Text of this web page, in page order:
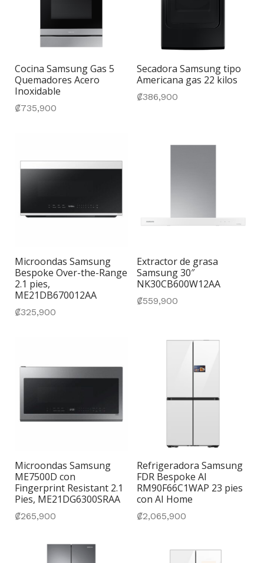
Cocina Samsung Gas 5
Quemadores Acero
Inoxidable
₡735,900
Secadora Samsung tipo
Americana gas 22 kilos
₡386,900
Microondas Samsung
Bespoke Over-the-Range
2.1 pies,
ME21DB670012AA
₡325,900
Extractor de grasa
Samsung 30″
NK30CB600W12AA
₡559,900
Microondas Samsung
ME7500D con
Fingerprint Resistant 2.1
Pies, ME21DG6300SRAA
₡265,900
Refrigeradora Samsung
FDR Bespoke AI
RM90F66C1WAP 23 pies
con AI Home
₡2,065,900